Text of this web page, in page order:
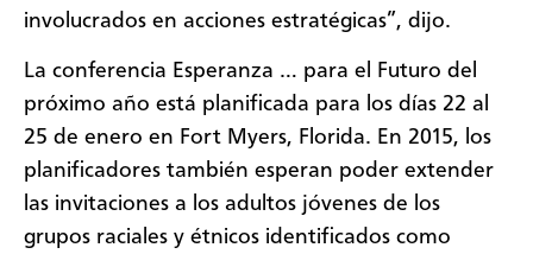
involucrados en acciones estratégicas”, dijo.
La conferencia Esperanza … para el Futuro del
próximo año está planificada para los días 22 al
25 de enero en Fort Myers, Florida. En 2015, los
planificadores también esperan poder extender
las invitaciones a los adultos jóvenes de los
grupos raciales y étnicos identificados como